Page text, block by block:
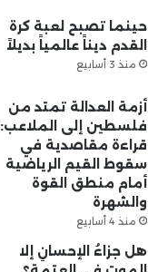
حينما تصبح لعبة كرة
القدم ديناً عالمياً بديلاً
منذ 3 أسابيع
أزمة العدالة تمتد من
فلسطين إلى الملاعب:
قراءة مقاصدية في
سقوط القيم الرياضية
أمام منطق القوة
والشهرة
منذ 4 أسابيع
هل جزاءُ الإحسانِ إلا